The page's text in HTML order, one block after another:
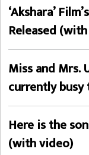
‘Akshara’
Released
Miss and Mrs.
currently
Here is the
(with video)